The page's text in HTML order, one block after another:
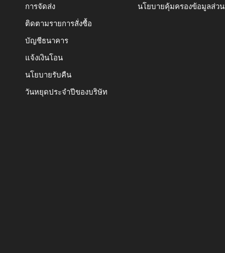
การจัดส่ง
ติดตามรายการสั่งซื้อ
บัญชีธนาคาร
แจ้งเงินโอน
นโยบายรับคืน
วันหยุดประจำปีของบริษัท
นโยบายคุ้มครองข้อมูลส่ว